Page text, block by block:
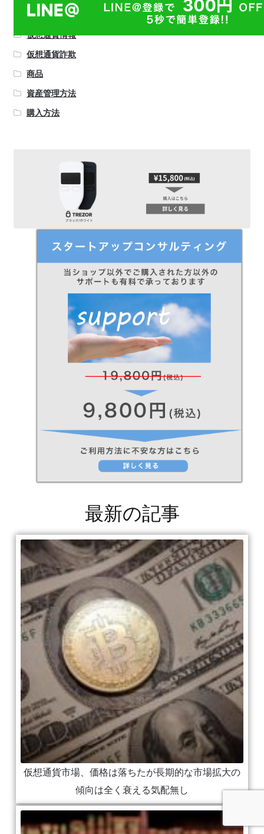
二段階認証
仮想通貨情報
仮想通貨詐欺
商品
資産管理方法
購入方法
最新の記事
仮想通貨市場、価格は落ちたが長期的な市場拡大の
傾向は全く衰える気配無し